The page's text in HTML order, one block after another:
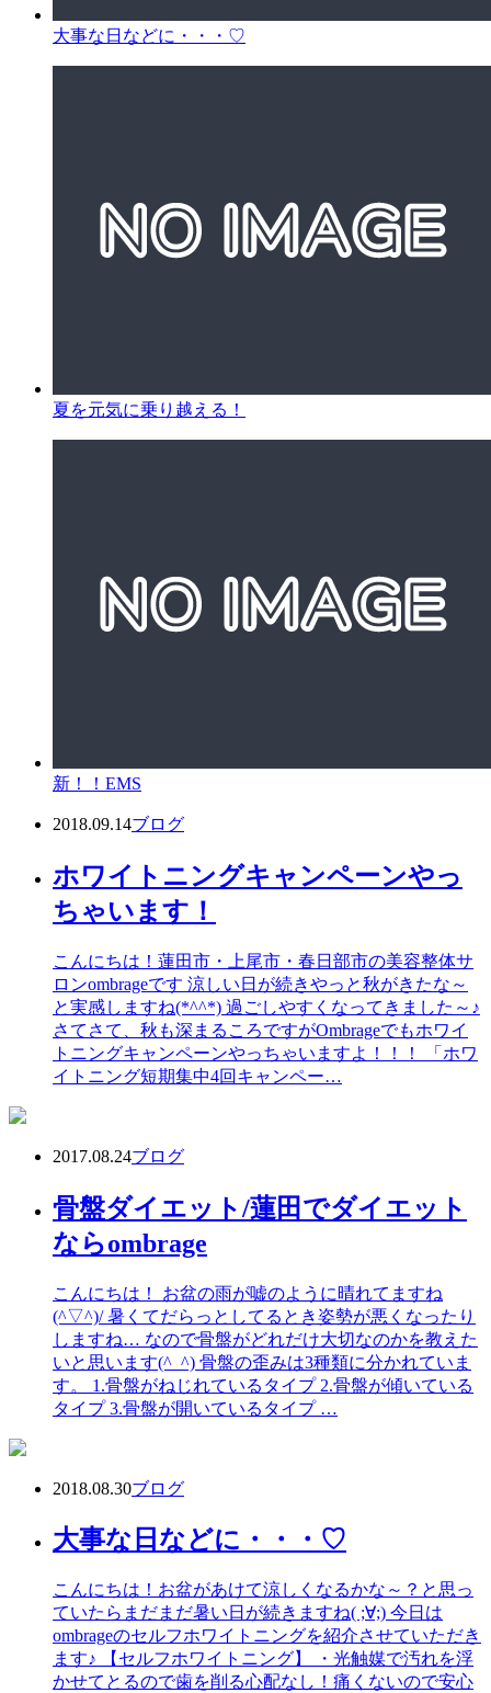
大事な日などに・・・♡
夏を元気に乗り越える！
新！！EMS
2018.09.14ブログ
ホワイトニングキャンペーンやっ
ちゃいます！
こんにちは！蓮田市・上尾市・春日部市の美容整体サ
ロンombrageです 涼しい日が続きやっと秋がきたな～
と実感しますね(*^^*) 過ごしやすくなってきました～♪
さてさて、秋も深まるころですがOmbrageでもホワイ
トニングキャンペーンやっちゃいますよ！！！ 「ホワ
イトニング短期集中4回キャンペー…
2017.08.24ブログ
骨盤ダイエット/蓮田でダイエット
ならombrage
こんにちは！ お盆の雨が嘘のように晴れてますね
(^▽^)/ 暑くてだらっとしてるとき姿勢が悪くなったり
しますね… なので骨盤がどれだけ大切なのかを教えた
いと思います(^_^) 骨盤の歪みは3種類に分かれていま
す。 1.骨盤がねじれているタイプ 2.骨盤が傾いている
タイプ 3.骨盤が開いているタイプ …
2018.08.30ブログ
大事な日などに・・・♡
こんにちは！お盆があけて涼しくなるかな～？と思っ
ていたらまだまだ暑い日が続きますね( ;∀;) 今日は
ombrageのセルフホワイトニングを紹介させていただき
ます♪ 【セルフホワイトニング】 ・光触媒で汚れを浮
かせてとるので歯を削る心配なし！痛くないので安心